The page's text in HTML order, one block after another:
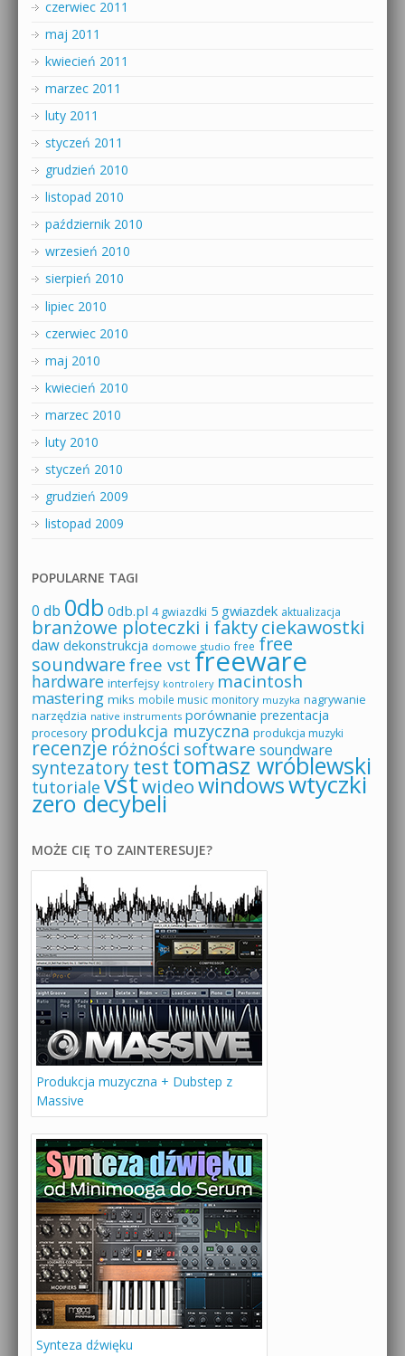
czerwiec 2011
maj 2011
kwiecień 2011
marzec 2011
luty 2011
styczeń 2011
grudzień 2010
listopad 2010
październik 2010
wrzesień 2010
sierpień 2010
lipiec 2010
czerwiec 2010
maj 2010
kwiecień 2010
marzec 2010
luty 2010
styczeń 2010
grudzień 2009
listopad 2009
POPULARNE TAGI
0 db 0db 0db.pl 4 gwiazdki 5 gwiazdek aktualizacja
branżowe ploteczki i faktyciekawostki
daw dekonstrukcja domowe studio free free
soundware free vst freeware
hardware interfejsy kontrolery macintosh
mastering miks mobile music monitory muzyka nagrywanie
narzędzia native instruments porównanie prezentacja
procesory produkcja muzyczna produkcja muzyki
recenzje różności software soundware
syntezatorytesttomasz wróblewski
tutoriale vstwideowindowswtyczki
zero decybeli
MOŻE CIĘ TO ZAINTERESUJE?
Produkcja muzyczna + Dubstep z
Massive
Synteza dźwięku